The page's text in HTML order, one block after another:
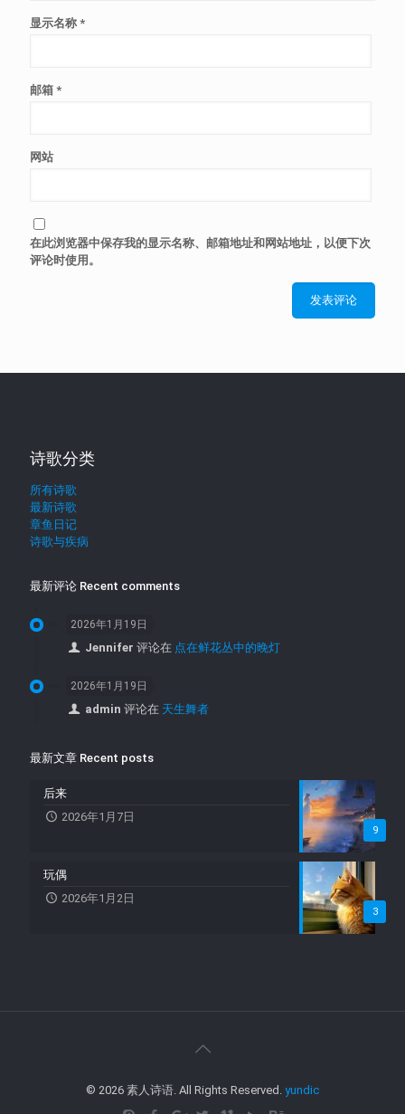
显示名称 *
邮箱 *
网站
在此浏览器中保存我的显示名称、邮箱地址和网站地址，以便下次
评论时使用。
诗歌分类
所有诗歌
最新诗歌
章鱼日记
诗歌与疾病
最新评论 Recent comments
2026年1月19日
Jennifer 评论在 点在鲜花丛中的晚灯
2026年1月19日
admin 评论在 天生舞者
最新文章 Recent posts
9
后来
2026年1月7日
3
玩偶
2026年1月2日
© 2026 素人诗语. All Rights Reserved. yundic